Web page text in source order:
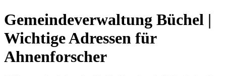
Gemeindeverwaltung Büchel |
Wichtige Adressen für
Ahnenforscher